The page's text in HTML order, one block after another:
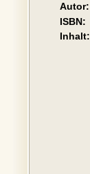
Autor:
ISBN:
Inhalt: